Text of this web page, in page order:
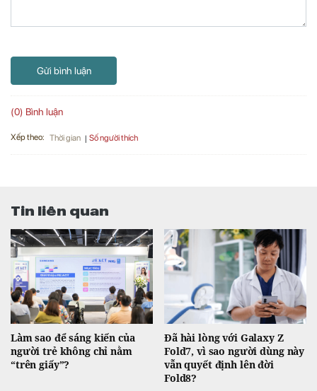
Gửi bình luận
(0) Bình luận
Xếp theo: Thời gian Số người thích
Tin liên quan
Làm sao để sáng kiến của
người trẻ không chỉ nằm
“trên giấy”?
Đã hài lòng với Galaxy Z
Fold7, vì sao người dùng này
vẫn quyết định lên đời
Fold8?